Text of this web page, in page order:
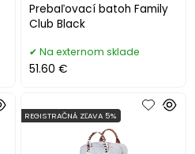
Prebaľovací batoh Family
Club Black
Na externom sklade
51.60 €
REGISTRAČNÁ ZĽAVA 5%